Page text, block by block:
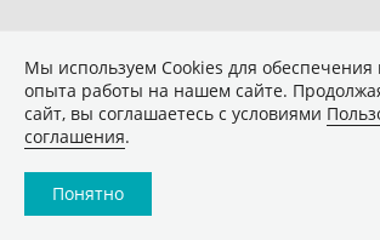
Мы используем Сookies для обеспечения
опыта работы на нашем сайте.
сайт, вы соглашаетесь с условиями
соглашения.
Понятно